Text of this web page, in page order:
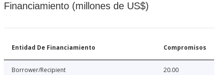
Financiamiento (millones de US$)
Entidad De Financiamiento Compromisos
Borrower/Recipient 20.00